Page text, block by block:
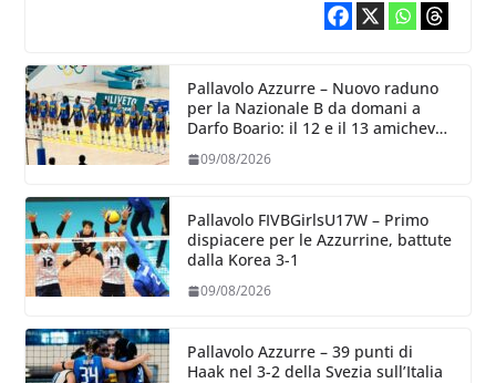
Pallavolo Azzurre – Nuovo raduno
per la Nazionale B da domani a
Darfo Boario: il 12 e il 13 amichevoli
09/08/2026
Pallavolo FIVBGirlsU17W – Primo
dispiacere per le Azzurrine, battute
dalla Korea 3-1
09/08/2026
Pallavolo Azzurre – 39 punti di
Haak nel 3-2 della Svezia sull’Italia